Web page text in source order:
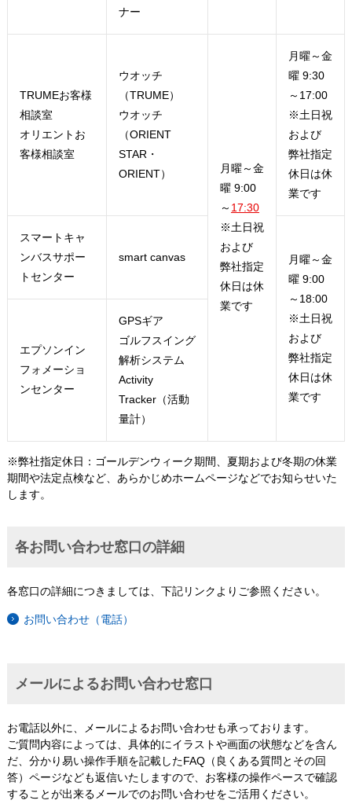
ナー
​​TRUMEお客様
相談室
オリエントお
客様相談室
​ウオッチ
（TRUME）
ウオッチ
（ORIENT
STAR・
ORIENT）
​​​​月曜～金
曜 9:00
～ 17:30
※土日祝
および
弊社指定
休日は休
業です
​​​​月曜～金
曜 9:30
～17:00
※土日祝
および
弊社指定
休日は休
業です
​スマートキャ
ンバスサポー
トセンター
​smart canvas
​​月曜～金
曜 9:00
～18:00
※土日祝
および
弊社指定
休日は休
業です
​エプソンイン
フォメーショ
ンセンター
​GPSギア
ゴルフスイング
解析システム
Activity
Tracker（活動
量計）
※弊社指定休日：ゴールデンウィーク期間、夏期および冬期の休業
期間や法定点検など、あらかじめホームページなどでお知らせいた
します。
各お問い合わせ窓口の詳細
各窓口の詳細につきましては、下記リンクよりご参照ください。
お問い合わせ（電話）
メールによるお問い合わせ窓口
お電話以外に、メールによるお問い合わせも承っております。
ご質問内容によっては、具体的にイラストや画面の状態などを含ん
だ、分かり易い操作手順を記載したFAQ（良くある質問とその回
答）ページなども返信いたしますので、お客様の操作ペースで確認
することが出来るメールでのお問い合わせをご活用ください。